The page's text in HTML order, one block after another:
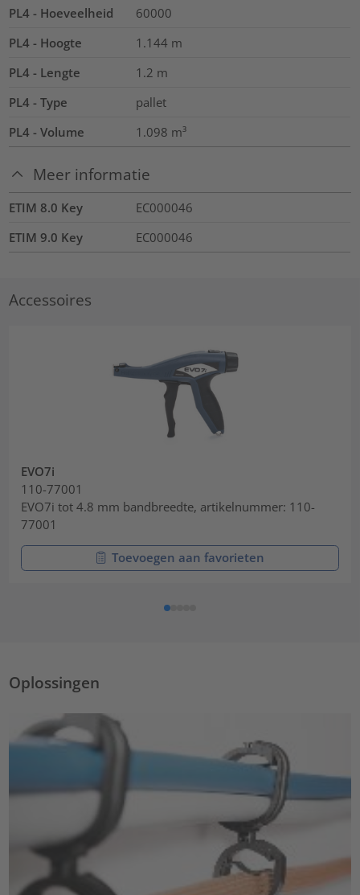
PL4 - Hoeveelheid
60000
PL4 - Hoogte
1.144 m
PL4 - Lengte
1.2 m
PL4 - Type
pallet
PL4 - Volume
1.098 m³
Meer informatie
ETIM 8.0 Key
EC000046
ETIM 9.0 Key
EC000046
Accessoires
EVO7i
110-77001
EVO7i tot 4.8 mm bandbreedte, artikelnummer: 110-
77001
Toevoegen aan favorieten
Oplossingen